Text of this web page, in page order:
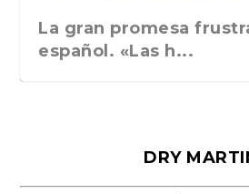
La gran promesa
español. «Las h...
DRY